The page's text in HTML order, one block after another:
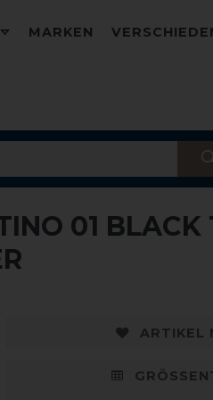
MARKEN
01 BLACK
ARTIKEL